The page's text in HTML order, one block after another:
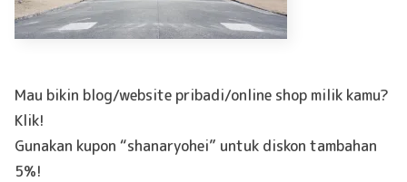
Mau bikin blog/website pribadi/online shop milik kamu?
Klik!
Gunakan kupon “shanaryohei” untuk diskon tambahan
5%!